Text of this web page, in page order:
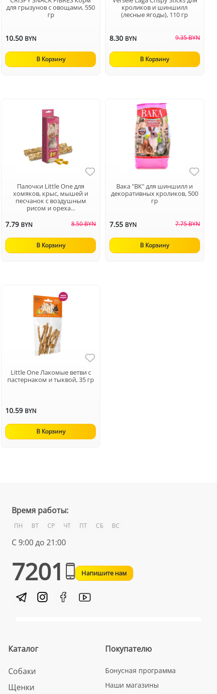
для грызунов с овощами, 550
гр
10.50 BYN
В Корзину
кроликов и шиншилл
(лесные ягоды), 110 гр
8.30 BYN 9.35 BYN
В Корзину
Палочки Little One для
хомяков, крыс, мышей и
песчанок с воздушным
рисом и ореха...
7.79 BYN 8.50 BYN
В Корзину
Вака "ВК" для шиншилл и
декоративных кроликов, 500
гр
7.55 BYN 7.75 BYN
В Корзину
Little One Лакомые ветви с
пастернаком и тыквой, 35 гр
10.59 BYN
В Корзину
Время работы:
ПН ВТ СР ЧТ ПТ СБ ВС
С 9:00 до 21:00
7201 Напишите нам
Каталог
Собаки
Щенки
Покупателю
Бонусная программа
Наши магазины